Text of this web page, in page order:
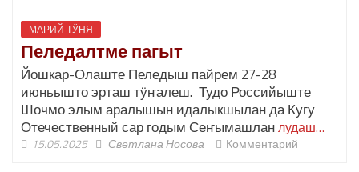
МАРИЙ ТӰНЯ
Пеледалтме пагыт
Йошкар-Олаште Пеледыш пайрем 27-28
июньышто эрташ тӱҥалеш. Тудо Российыште
Шочмо элым аралышын идалыкшылан да Кугу
Отечественный сар годым Сеҥымашланлудаш…
15.05.2025 Светлана Носова Комментарий